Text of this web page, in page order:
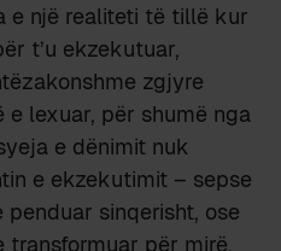
e një realiteti të tillë kur
t’u ekzekutuar,
zgjyre
e lexuar, për shumë nga
e dënimit nuk
e ekzekutimit – sepse
sinqerisht, ose
transformuar për mirë,